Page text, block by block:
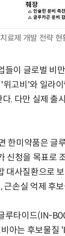
료제 개발 전략
들이 글로벌 비
고비'와 일라
. 다만 실제 출
한미약품은 글
신청을 목표로
대사질환으로
근손실 억제 후
루타이드(IN-
아는 후보물